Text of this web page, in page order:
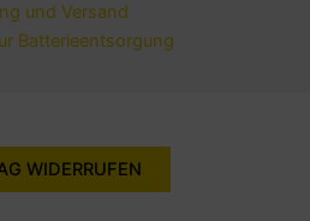
und Versand
Batterieentsorgung
WIDERRUFEN